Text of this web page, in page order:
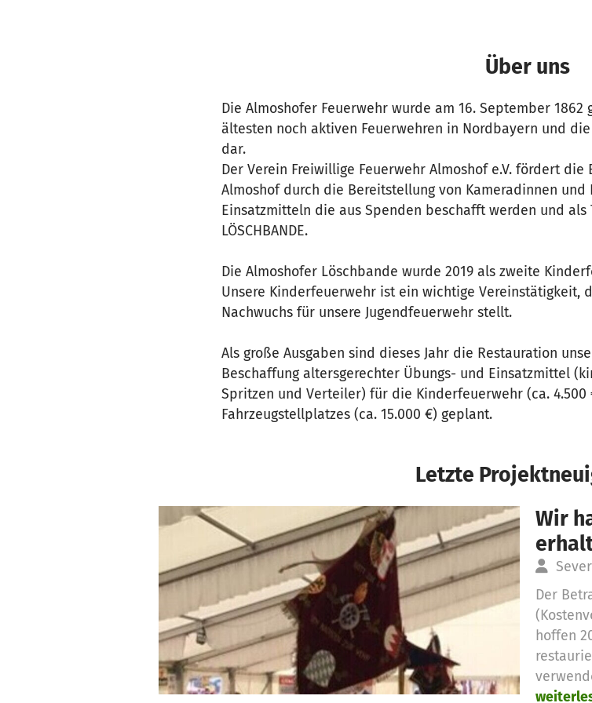
Über uns
Die Almoshofer Feuerwehr wurde am 16. September
ältesten noch aktiven Feuerwehren in Nordbayern und
dar.
Der Verein Freiwillige Feuerwehr Almoshof e.V. fördert die
Almoshof durch die Bereitstellung von Kameradinnen
Einsatzmitteln die aus Spenden beschafft werden und als
LÖSCHBANDE.
Die Almoshofer Löschbande wurde 2019 als zweite
Unsere Kinderfeuerwehr ist ein wichtige Vereinstätigkeit,
Nachwuchs für unsere Jugendfeuerwehr stellt.
Als große Ausgaben sind dieses Jahr die Restauration
Beschaffung altersgerechter Übungs- und Einsatzmittel
Spritzen und Verteiler) für die Kinderfeuerwehr (ca. 4.500
Fahrzeugstellplatzes (ca. 15.000 €) geplant.
Letzte
Wir
Der
hoffen